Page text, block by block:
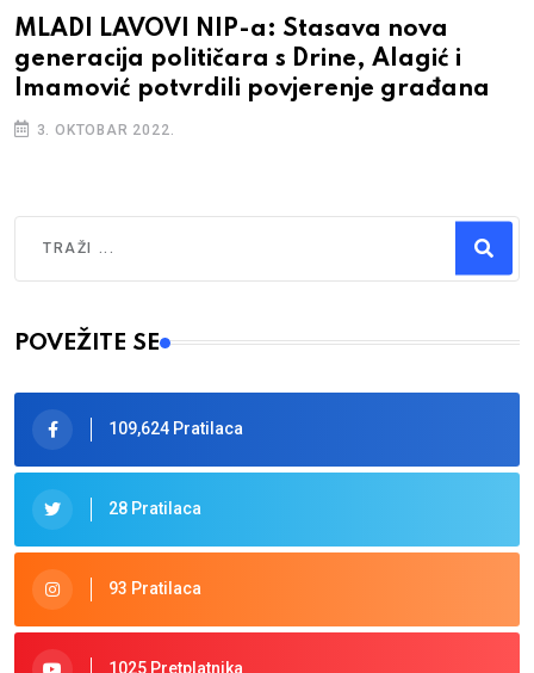
MLADI LAVOVI NIP-a: Stasava nova
generacija političara s Drine, Alagić i
Imamović potvrdili povjerenje građana
3. OKTOBAR 2022.
Type 2 or more characters for results.
POVEŽITE SE
109,624 Pratilaca
28 Pratilaca
93 Pratilaca
1025 Pretplatnika